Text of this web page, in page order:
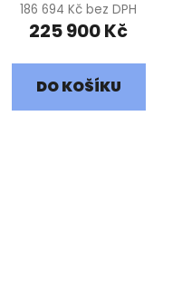
186 694 Kč bez DPH
225 900 Kč
DO KOŠÍKU